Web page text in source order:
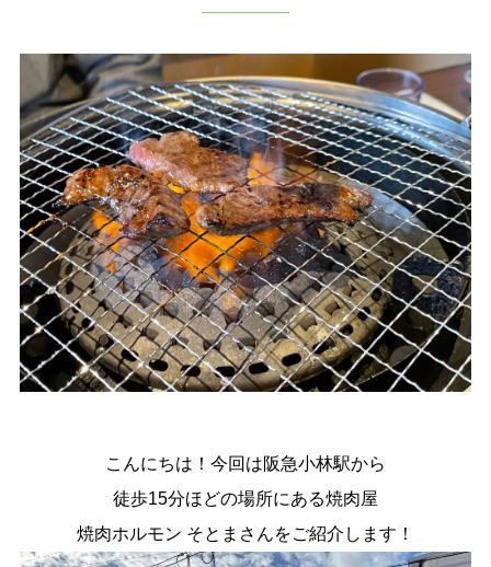
こんにちは！今回は阪急小林駅から
徒歩15分ほどの場所にある焼肉屋
焼肉ホルモン そとま さんをご紹介します！